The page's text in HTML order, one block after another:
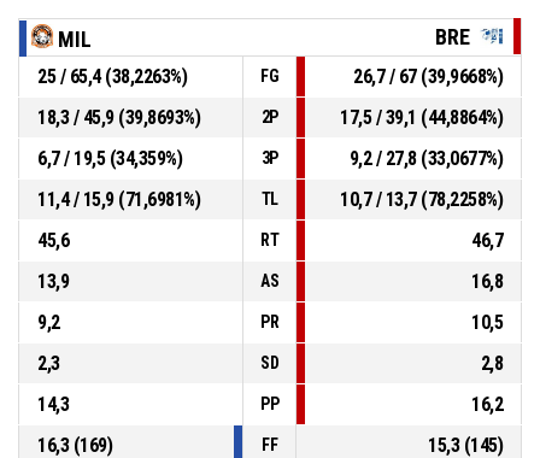
MIL BRE
25 / 65,4 (38,2263%) FG
26,7 / 67 (39,9668%)
18,3 / 45,9 (39,8693%)
2P
17,5 / 39,1 (44,8864%)
6,7 / 19,5 (34,359%)
3P
9,2 / 27,8 (33,0677%)
11,4 / 15,9 (71,6981%)
TL
10,7 / 13,7 (78,2258%)
45,6
RT
46,7
13,9
AS
16,8
9,2
PR
10,5
2,3
SD
2,8
14,3
PP
16,2
16,3 (169)
FF
15,3 (145)